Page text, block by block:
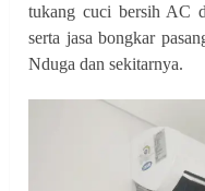
tukang cuci bersih AC
serta jasa bongkar
Nduga dan sekitarnya.